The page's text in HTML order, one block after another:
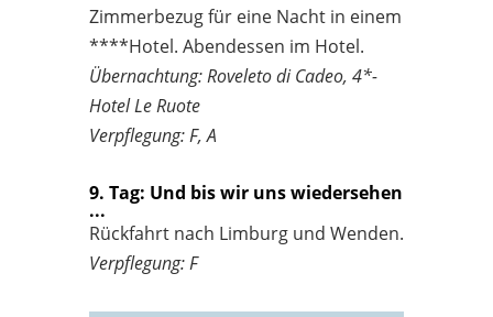
Zimmerbezug für eine Nacht in einem
****Hotel. Abendessen im Hotel.
Übernachtung: Roveleto di Cadeo, 4*-
Hotel Le Ruote
Verpflegung: F, A
9. Tag: Und bis wir uns wiedersehen
...
Rückfahrt nach Limburg und Wenden.
Verpflegung: F